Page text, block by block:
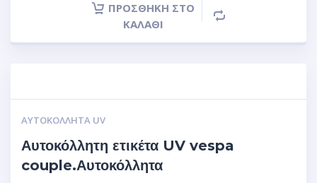
ΠΡΟΣΘΉΚΗ ΣΤΟ
ΚΑΛΆΘΙ
ΑΥΤΟΚΌΛΛΗΤΑ UV
Αυτοκόλλητη ετικέτα UV vespa
couple.Αυτοκόλλητα